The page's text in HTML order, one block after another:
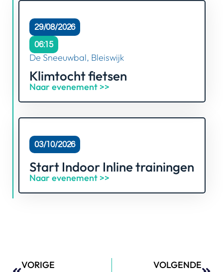
29/08/2026
06:15
De Sneeuwbal, Bleiswijk
Klimtocht fietsen
Naar evenement >>
03/10/2026
Start Indoor Inline trainingen
Naar evenement >>
VORIGE
VOLGENDE